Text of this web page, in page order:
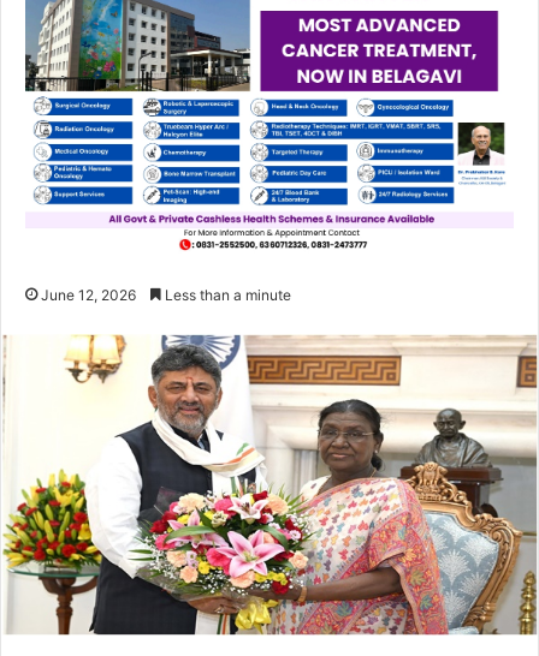
June 12, 2026 Less than a minute